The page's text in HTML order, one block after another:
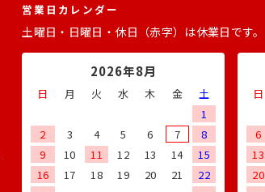
営業日カレンダー
土曜日・日曜日・休日（赤字）は休業日です。
2026年8月
日 月 火 水 木 金
土
1
2
3 4 5 6 7
8
9
10 11 12 13 14
15
16
17 18 19 20 21
22
日
6
13
20